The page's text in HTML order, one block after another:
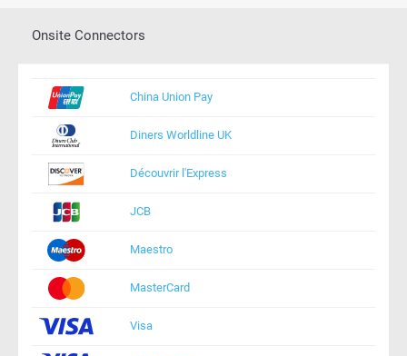
Onsite Connectors
China Union Pay
Diners Worldline UK
Découvrir l'Express
JCB
Maestro
MasterCard
Visa